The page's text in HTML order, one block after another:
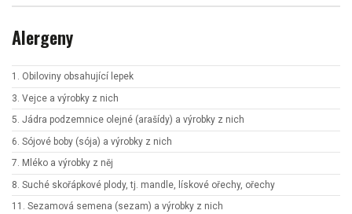
Alergeny
1. Obiloviny obsahující lepek
3. Vejce a výrobky z nich
5. Jádra podzemnice olejné (arašídy) a výrobky z nich
6. Sójové boby (sója) a výrobky z nich
7. Mléko a výrobky z něj
8. Suché skořápkové plody, tj. mandle, lískové ořechy, ořechy
11. Sezamová semena (sezam) a výrobky z nich